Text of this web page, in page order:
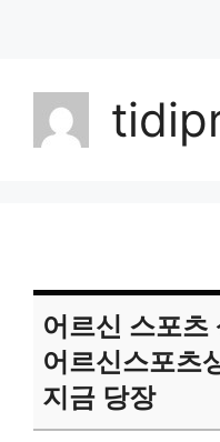
어르신 스포츠
어르신스포츠
지금 당장